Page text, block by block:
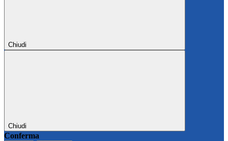
Chiudi
Chiudi
Conferma